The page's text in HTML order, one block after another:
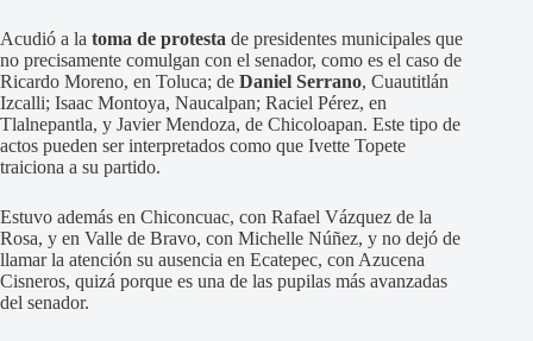
Acudió a la toma de protesta de presidentes municipales que
no precisamente comulgan con el senador, como es el caso de
Ricardo Moreno, en Toluca; de Daniel Serrano, Cuautitlán
Izcalli; Isaac Montoya, Naucalpan; Raciel Pérez, en
Tlalnepantla, y Javier Mendoza, de Chicoloapan. Este tipo de
actos pueden ser interpretados como que Ivette Topete
traiciona a su partido.
Estuvo además en Chiconcuac, con Rafael Vázquez de la
Rosa, y en Valle de Bravo, con Michelle Núñez, y no dejó de
llamar la atención su ausencia en Ecatepec, con Azucena
Cisneros, quizá porque es una de las pupilas más avanzadas
del senador.